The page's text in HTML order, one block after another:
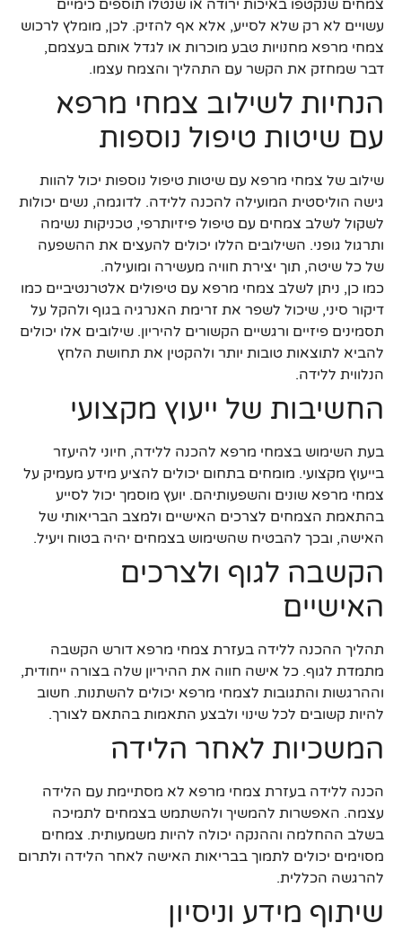
צמחים שנקטפו באיכות ירודה או שנטלו תוספים כימיים
עשויים לא רק שלא לסייע, אלא אף להזיק. לכן, מומלץ לרכוש
צמחי מרפא מחנויות טבע מוכרות או לגדל אותם בעצמם,
דבר שמחזק את הקשר עם התהליך והצמח עצמו.
הנחיות לשילוב צמחי מרפא
עם שיטות טיפול נוספות
שילוב של צמחי מרפא עם שיטות טיפול נוספות יכול להוות
גישה הוליסטית המועילה להכנה ללידה. לדוגמה, נשים יכולות
לשקול לשלב צמחים עם טיפול פיזיותרפי, טכניקות נשימה
ותרגול גופני. השילובים הללו יכולים להעצים את ההשפעה
של כל שיטה, תוך יצירת חוויה מעשירה ומועילה.
כמו כן, ניתן לשלב צמחי מרפא עם טיפולים אלטרנטיביים כמו
דיקור סיני, שיכול לשפר את זרימת האנרגיה בגוף ולהקל על
תסמינים פיזיים ורגשיים הקשורים להיריון. שילובים אלו יכולים
להביא לתוצאות טובות יותר ולהקטין את תחושת הלחץ
הנלווית ללידה.
החשיבות של ייעוץ מקצועי
בעת השימוש בצמחי מרפא להכנה ללידה, חיוני להיעזר
בייעוץ מקצועי. מומחים בתחום יכולים להציע מידע מעמיק על
צמחי מרפא שונים והשפעותיהם. יועץ מוסמך יכול לסייע
בהתאמת הצמחים לצרכים האישיים ולמצב הבריאותי של
האישה, ובכך להבטיח שהשימוש בצמחים יהיה בטוח ויעיל.
הקשבה לגוף ולצרכים
האישיים
תהליך ההכנה ללידה בעזרת צמחי מרפא דורש הקשבה
מתמדת לגוף. כל אישה חווה את ההיריון שלה בצורה ייחודית,
וההרגשות והתגובות לצמחי מרפא יכולים להשתנות. חשוב
להיות קשובים לכל שינוי ולבצע התאמות בהתאם לצורך.
המשכיות לאחר הלידה
הכנה ללידה בעזרת צמחי מרפא לא מסתיימת עם הלידה
עצמה. האפשרות להמשיך ולהשתמש בצמחים לתמיכה
בשלב ההחלמה וההנקה יכולה להיות משמעותית. צמחים
מסוימים יכולים לתמוך בבריאות האישה לאחר הלידה ולתרום
להרגשה הכללית.
שיתוף מידע וניסיון